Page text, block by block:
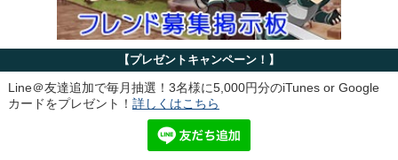
【プレゼントキャンペーン！】
Line＠友達追加で毎月抽選！3名様に5,000円分のiTunes or Google
カードをプレゼント！ 詳しくはこちら